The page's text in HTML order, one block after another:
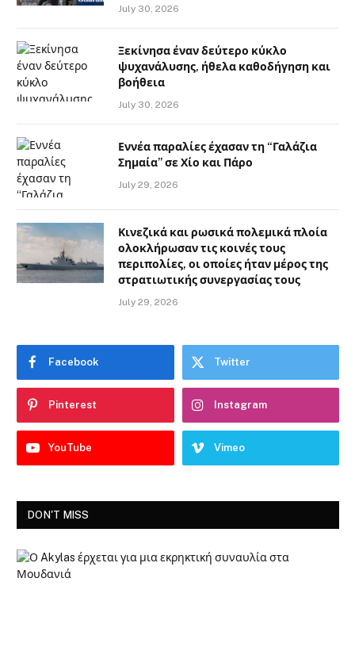
July 30, 2026
Ξεκίνησα έναν δεύτερο κύκλο
ψυχανάλυσης, ήθελα καθοδήγηση και
βοήθεια
July 30, 2026
Εννέα παραλίες έχασαν τη “Γαλάζια
Σημαία” σε Χίο και Πάρο
July 29, 2026
Κινεζικά και ρωσικά πολεμικά πλοία
ολοκλήρωσαν τις κοινές τους
περιπολίες, οι οποίες ήταν μέρος της
στρατιωτικής συνεργασίας τους
July 29, 2026
Facebook Twitter
Pinterest Instagram
YouTube Vimeo
DON'T MISS